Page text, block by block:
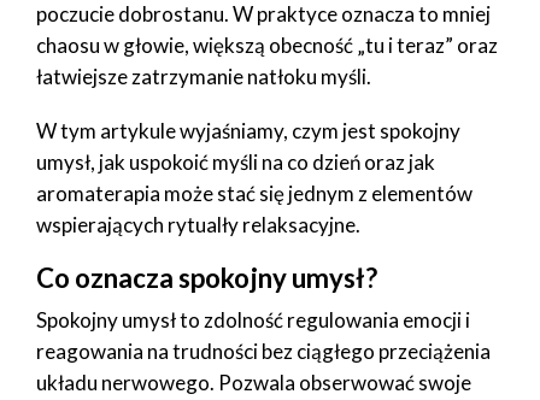
poczucie dobrostanu. W praktyce oznacza to mniej
chaosu w głowie, większą obecność „tu i teraz” oraz
łatwiejsze zatrzymanie natłoku myśli.
W tym artykule wyjaśniamy, czym jest spokojny
umysł, jak uspokoić myśli na co dzień oraz jak
aromaterapia może stać się jednym z elementów
wspierających rytualły relaksacyjne.
Co oznacza spokojny umysł?
Spokojny umysł to zdolność regulowania emocji i
reagowania na trudności bez ciągłego przeciążenia
układu nerwowego. Pozwala obserwować swoje